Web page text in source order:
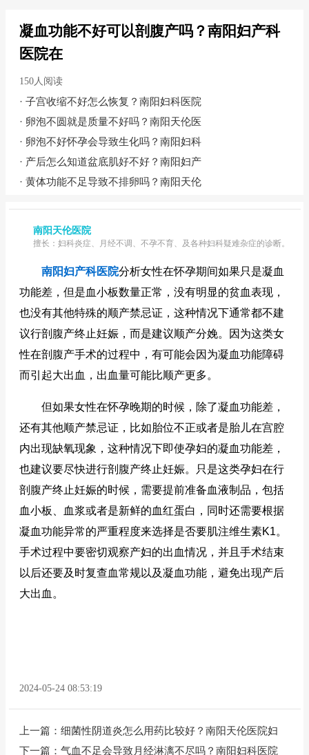
凝血功能不好可以剖腹产吗？南阳妇产科
医院在
150人阅读
· 子宫收缩不好怎么恢复？南阳妇科医院
· 卵泡不圆就是质量不好吗？南阳天伦医
· 卵泡不好怀孕会导致生化吗？南阳妇科
· 产后怎么知道盆底肌好不好？南阳妇产
· 黄体功能不足导致不排卵吗？南阳天伦
南阳天伦医院
擅长：妇科炎症、月经不调、不孕不育、及各种妇科疑难杂症的诊断。
南阳妇产科医院分析女性在怀孕期间如果只是凝血
功能差，但是血小板数量正常，没有明显的贫血表现，
也没有其他特殊的顺产禁忌证，这种情况下通常都不建
议行剖腹产终止妊娠，而是建议顺产分娩。因为这类女
性在剖腹产手术的过程中，有可能会因为凝血功能障碍
而引起大出血，出血量可能比顺产更多。
但如果女性在怀孕晚期的时候，除了凝血功能差，
还有其他顺产禁忌证，比如胎位不正或者是胎儿在宫腔
内出现缺氧现象，这种情况下即使孕妇的凝血功能差，
也建议要尽快进行剖腹产终止妊娠。只是这类孕妇在行
剖腹产终止妊娠的时候，需要提前准备血液制品，包括
血小板、血浆或者是新鲜的血红蛋白，同时还需要根据
凝血功能异常的严重程度来选择是否要肌注维生素K1。
手术过程中要密切观察产妇的出血情况，并且手术结束
以后还要及时复查血常规以及凝血功能，避免出现产后
大出血。
2024-05-24 08:53:19
上一篇： 细菌性阴道炎怎么用药比较好？南阳天伦医院妇
下一篇： 气血不足会导致月经淋漓不尽吗？南阳妇科医院